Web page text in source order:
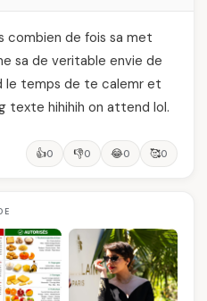
combien de fois sa met
sa de veritable envie de
le temps de te calemr et
texte hihihih on attend lol.
👍0 👎0 😂0 🥰0